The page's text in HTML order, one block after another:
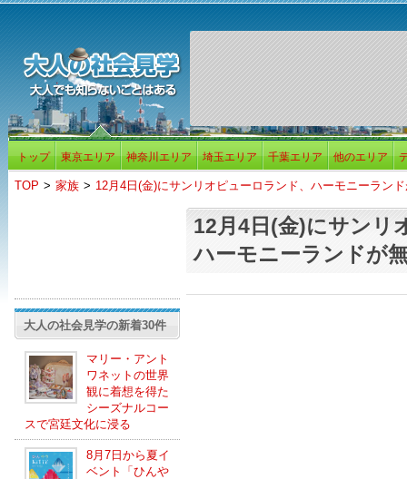
トップ 東京エリア 神奈川エリア 埼玉エリア 千葉エリア 他のエリア
TOP > 家族 > 12月4日(金)にサンリオピューロランド、ハーモニーラン
大人の社会見学の新着30件
マリー・アント
ワネットの世界
観に着想を得た
シーズナルコー
スで宮廷文化に浸る
8月7日から夏イ
ベント「ひんや
12月4日(金)にサンリ
ハーモニーランドが